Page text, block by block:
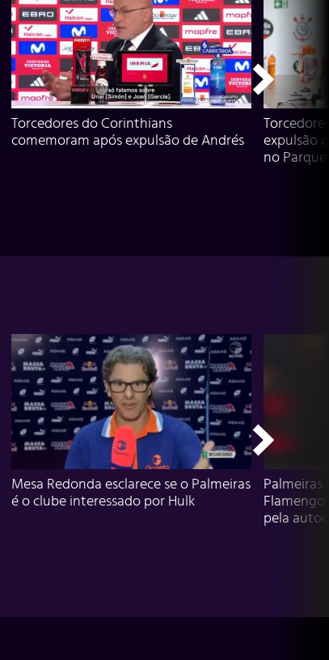
Torcedores do Corinthians
comemoram após expulsão de Andrés
expulsão
no Parque
Mesa Redonda esclarece se o Palmeiras
é o clube interessado por Hulk
Flamengo
pela